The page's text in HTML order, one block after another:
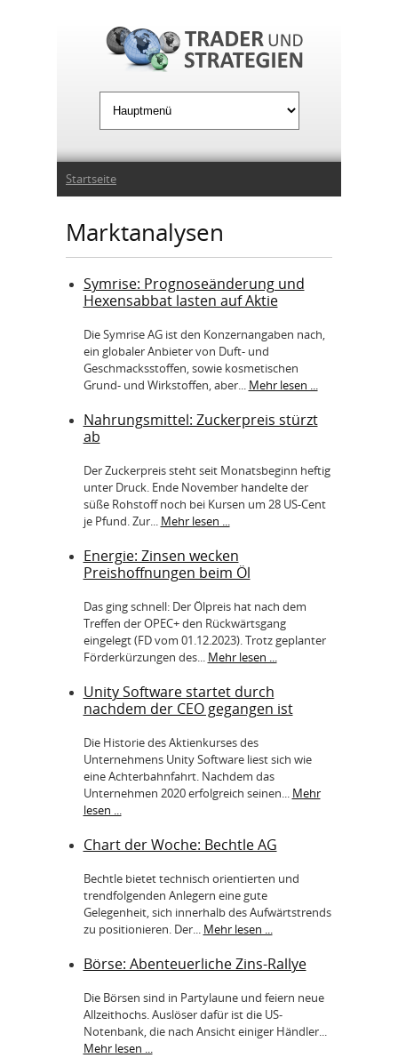
Sie sind hier
Startseite
Marktanalysen
Symrise: Prognoseänderung und
Hexensabbat lasten auf Aktie
Die Symrise AG ist den Konzernangaben nach,
ein globaler Anbieter von Duft- und
Geschmacksstoffen, sowie kosmetischen
Grund- und Wirkstoffen, aber... Mehr lesen ...
Nahrungsmittel: Zuckerpreis stürzt
ab
Der Zuckerpreis steht seit Monatsbeginn heftig
unter Druck. Ende November handelte der
süße Rohstoff noch bei Kursen um 28 US-Cent
je Pfund. Zur... Mehr lesen ...
Energie: Zinsen wecken
Preishoffnungen beim Öl
Das ging schnell: Der Ölpreis hat nach dem
Treffen der OPEC+ den Rückwärtsgang
eingelegt (FD vom 01.12.2023). Trotz geplanter
Förderkürzungen des... Mehr lesen ...
Unity Software startet durch
nachdem der CEO gegangen ist
Die Historie des Aktienkurses des
Unternehmens Unity Software liest sich wie
eine Achterbahnfahrt. Nachdem das
Unternehmen 2020 erfolgreich seinen... Mehr
lesen ...
Chart der Woche: Bechtle AG
Bechtle bietet technisch orientierten und
trendfolgenden Anlegern eine gute
Gelegenheit, sich innerhalb des Aufwärtstrends
zu positionieren. Der... Mehr lesen ...
Börse: Abenteuerliche Zins-Rallye
Die Börsen sind in Partylaune und feiern neue
Allzeithochs. Auslöser dafür ist die US-
Notenbank, die nach Ansicht einiger Händler...
Mehr lesen ...